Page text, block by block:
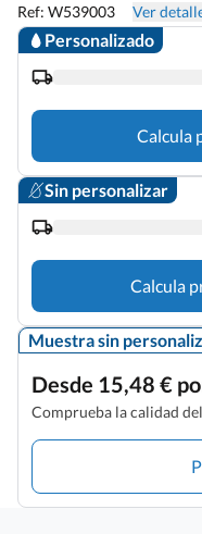
Ref: W539003 Ver
Personalizado
Calcula
Sin personalizar
Calcula
Muestra sin
Desde 15,48 €
Comprueba la calidad